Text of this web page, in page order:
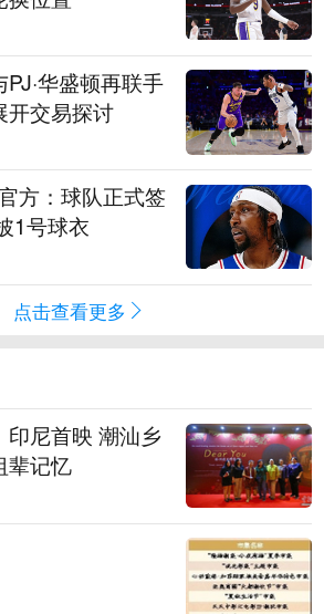
华盛顿再联手
开交易探讨
方：球队正式签
1号球衣
点击查看更多
印尼首映 潮汕乡
辈记忆